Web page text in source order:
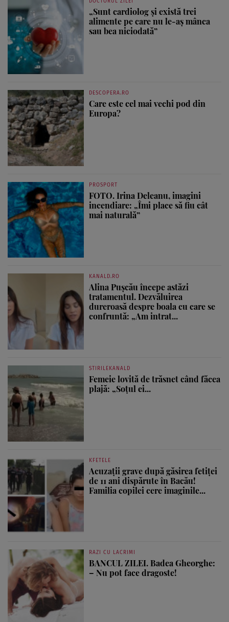
„Sunt cardiolog și există trei
alimente pe care nu le-aș mânca
sau bea niciodată”
DESCOPERA.RO
Care este cel mai vechi pod din
Europa?
PROSPORT
FOTO. Irina Deleanu, imagini
incendiare: „Îmi place să fiu cât
mai naturală”
KANALD.RO
Alina Pușcău începe astăzi
tratamentul. Dezvăluirea
dureroasă despre boala cu care se
confruntă: „Am intrat...
STIRILEKANALD
Femeie lovită de trăsnet când făcea
plajă: „Soțul ei...
KFETELE
Acuzații grave după găsirea fetiței
de 11 ani dispărute în Bacău!
Familia copilei cere imaginile...
RAZI CU LACRIMI
BANCUL ZILEI. Badea Gheorghe:
– Nu pot face dragoste!